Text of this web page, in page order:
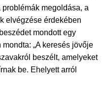
megoldása, a
elvégzése érdekében
mondott egy
„A keresés jövője
beszélt, amelyeket
be. Ehelyett arról